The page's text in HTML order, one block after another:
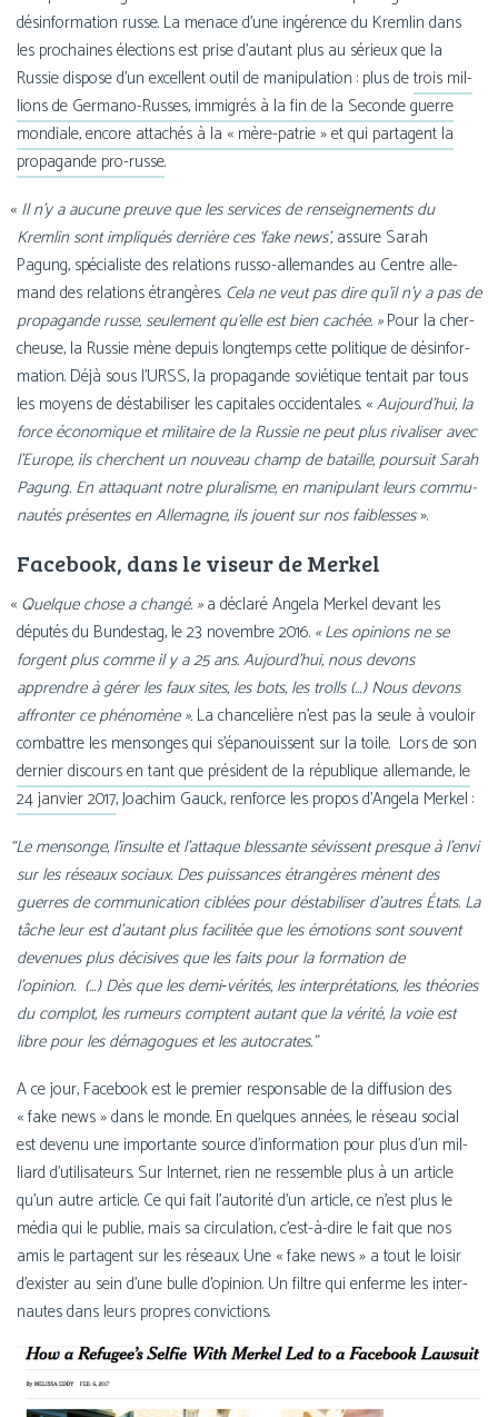
dés­in­for­ma­tion russe. La menace d’une ingé­rence du Kremlin dans
les pro­chaines élec­tions est prise d’autant plus au sérieux que la
Russie dis­pose d’un excellent outil de mani­pu­la­tion : plus detrois mil­
lions de Germano-Russes, immi­grés à la fin de la Seconde guerre
mon­diale, encore atta­chés à la « mère-patrie » et qui par­tagent la
pro­pa­gande pro-russe.
« Il n’y a aucune preuve que les ser­vices de ren­sei­gne­ments du
Kremlin sont impli­qués der­rière ces ‘fake news’,assure Sarah
Pagung, spé­cia­liste des rela­tions russo-allemandes au Centre alle­
mand des rela­tions étran­gères. Cela ne veut pas dire qu’il n’y a pas de
pro­pa­gande russe, seule­ment qu’elle est bien cachée. »Pour la cher­
cheuse, la Russie mène depuis long­temps cette poli­tique de dés­in­for­
ma­tion. Déjà sous l’URSS, la pro­pa­gande sovié­tique ten­tait par tous
les moyens de désta­bi­li­ser les capi­tales occi­den­tales. «Aujourd’hui, la
force éco­no­mique et mili­taire de la Russie ne peut plus riva­li­ser avec
l’Europe, ils cherchent un nou­veau champ de bataille, pour­suit Sarah
Pagung. En atta­quant notre plu­ra­lisme, en mani­pu­lant leurs com­mu­
nau­tés pré­sentes en Allemagne, ils jouent sur nos fai­blesses».
Facebook, dans le viseur de Merkel
« Quelque chose a chan­gé. »a décla­ré Angela Merkel devant les
dépu­tés du Bundestag, le 23 novembre 2016. « Les opi­nions ne se
forgent plus comme il y a 25 ans. Aujourd’hui, nous devons
apprendre à gérer les faux sites, les bots, les trolls (…) Nous devons
affron­ter ce phé­no­mène ». La chan­ce­lière n’est pas la seule à vou­loir
com­battre les men­songes qui s’é­pa­nouissent sur la toile. Lors de son
der­nier dis­cours en tant que pré­sident de la répu­blique alle­mande, le
24 jan­vier 2017, Joachim Gauck, ren­force les pro­pos d’Angela Merkel :
“Le men­songe, l’insulte et l’attaque bles­sante sévissent presque à l’envi
sur les réseaux sociaux. Des puis­sances étran­gères mènent des
guerres de com­mu­ni­ca­tion ciblées pour désta­bi­li­ser d’autres États. La
tâche leur est d’autant plus faci­li­tée que les émo­tions sont sou­vent
deve­nues plus déci­sives que les faits pour la for­ma­tion de
l’opinion. (…) Dès que les demi‑vérités, les inter­pré­ta­tions, les théo­ries
du com­plot, les rumeurs comptent autant que la véri­té, la voie est
libre pour les déma­gogues et les autocrates.”
A ce jour, Facebook est le pre­mier res­pon­sable de la dif­fu­sion des
« fake news » dans le monde. En quelques années, le réseau social
est deve­nu une impor­tante source d’information pour plus d’un mil­
liard d’utilisateurs. Sur Internet, rien ne res­semble plus à un article
qu’un autre article. Ce qui fait l’autorité d’un article, ce n’est plus le
média qui le publie, mais sa cir­cu­la­tion, c’est-à-dire le fait que nos
amis le par­tagent sur les réseaux. Une « fake news » a tout le loi­sir
d’exister au sein d’une bulle d’o­pi­nion. Un filtre qui enferme les inter­
nautes dans leurs propres convictions.